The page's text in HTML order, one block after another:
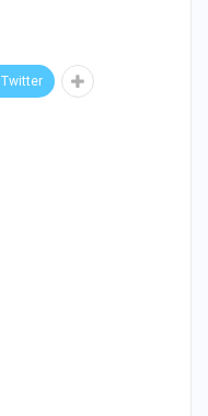
Twitter